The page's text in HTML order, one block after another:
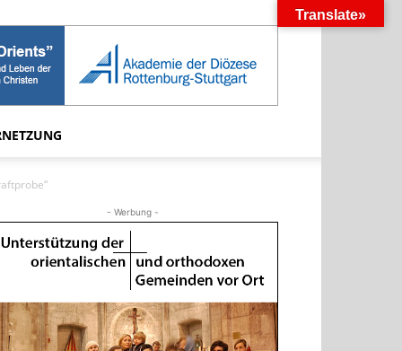
- Werbung -
Translate»